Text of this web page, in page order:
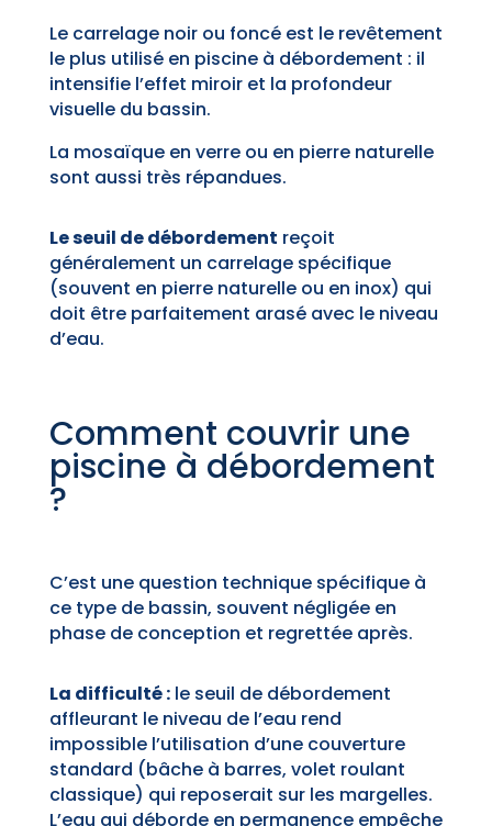
Le carrelage noir ou foncé est le revêtement
le plus utilisé en piscine à débordement : il
intensifie l’effet miroir et la profondeur
visuelle du bassin.
La mosaïque en verre ou en pierre naturelle
sont aussi très répandues.
Le seuil de débordement reçoit
généralement un carrelage spécifique
(souvent en pierre naturelle ou en inox) qui
doit être parfaitement arasé avec le niveau
d’eau.
Comment couvrir une
piscine à débordement
?
C’est une question technique spécifique à
ce type de bassin, souvent négligée en
phase de conception et regrettée après.
La difficulté :le seuil de débordement
affleurant le niveau de l’eau rend
impossible l’utilisation d’une couverture
standard (bâche à barres, volet roulant
classique) qui reposerait sur les margelles.
L’eau qui déborde en permanence empêche